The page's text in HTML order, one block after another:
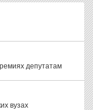
депутатам
вузах